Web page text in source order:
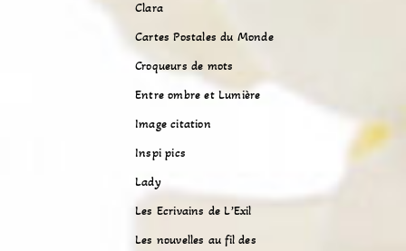
Clara
Cartes Postales du Monde
Croqueurs de mots
Entre ombre et Lumière
Image citation
Inspi pics
Lady
Les Ecrivains de L’Exil
Les nouvelles au fil des